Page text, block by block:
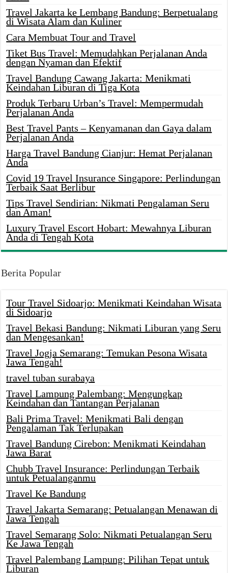
Travel Jakarta ke Lembang Bandung: Berpetualang
di Wisata Alam dan Kuliner
Cara Membuat Tour and Travel
Tiket Bus Travel: Memudahkan Perjalanan Anda
dengan Nyaman dan Efektif
Travel Bandung Cawang Jakarta: Menikmati
Keindahan Liburan di Tiga Kota
Produk Terbaru Urban’s Travel: Mempermudah
Perjalanan Anda
Best Travel Pants – Kenyamanan dan Gaya dalam
Perjalanan Anda
Harga Travel Bandung Cianjur: Hemat Perjalanan
Anda
Covid 19 Travel Insurance Singapore: Perlindungan
Terbaik Saat Berlibur
Tips Travel Sendirian: Nikmati Pengalaman Seru
dan Aman!
Luxury Travel Escort Hobart: Mewahnya Liburan
Anda di Tengah Kota
Berita Popular
Tour Travel Sidoarjo: Menikmati Keindahan Wisata
di Sidoarjo
Travel Bekasi Bandung: Nikmati Liburan yang Seru
dan Mengesankan!
Travel Jogja Semarang: Temukan Pesona Wisata
Jawa Tengah!
travel tuban surabaya
Travel Lampung Palembang: Mengungkap
Keindahan dan Tantangan Perjalanan
Bali Prima Travel: Menikmati Bali dengan
Pengalaman Tak Terlupakan
Travel Bandung Cirebon: Menikmati Keindahan
Jawa Barat
Chubb Travel Insurance: Perlindungan Terbaik
untuk Petualanganmu
Travel Ke Bandung
Travel Jakarta Semarang: Petualangan Menawan di
Jawa Tengah
Travel Semarang Solo: Nikmati Petualangan Seru
Ke Jawa Tengah
Travel Palembang Lampung: Pilihan Tepat untuk
Liburan